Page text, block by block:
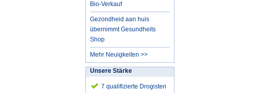
Bio-Verkauf
Gezondheid aan huis
übernimmt Gesundheits
Shop
Mehr Neuigkeiten >>
Unsere Stärke
7 qualifizierte Drogisten